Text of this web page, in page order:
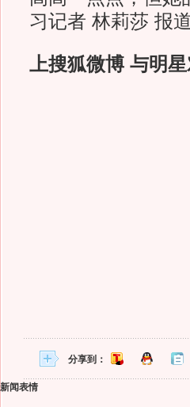
习记者 林莉莎 报道
上搜狐微博 与明
分享到：
新闻表情